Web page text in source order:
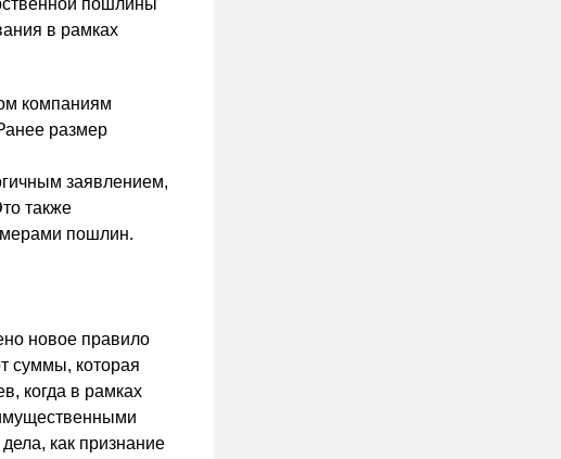
пошлины
в рамках
компаниям
размер
заявлением,
также
пошлин.
новое правило
суммы, которая
когда в рамках
как признание